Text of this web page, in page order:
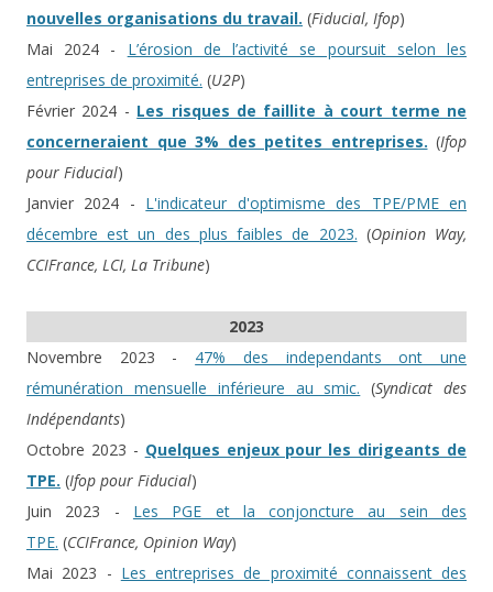
nouvelles organisations du travail. (Fiducial, Ifop)
Mai 2024 - L’érosion de l’activité se poursuit selon les
entreprises de proximité. (U2P)
Février 2024 - Les risques de faillite à court terme ne
concerneraient que 3% des petites entreprises. (Ifop
pour Fiducial)
Janvier 2024 - L'indicateur d'optimisme des TPE/PME en
décembre est un des plus faibles de 2023. (Opinion Way,
CCIFrance, LCI, La Tribune)
2023
Novembre 2023 - 47% des independants ont une
rémunération mensuelle inférieure au smic. (Syndicat des
Indépendants)
Octobre 2023 - Quelques enjeux pour les dirigeants de
TPE. (Ifop pour Fiducial)
Juin 2023 - Les PGE et la conjoncture au sein des
TPE. (CCIFrance, Opinion Way)
Mai 2023 - Les entreprises de proximité connaissent des